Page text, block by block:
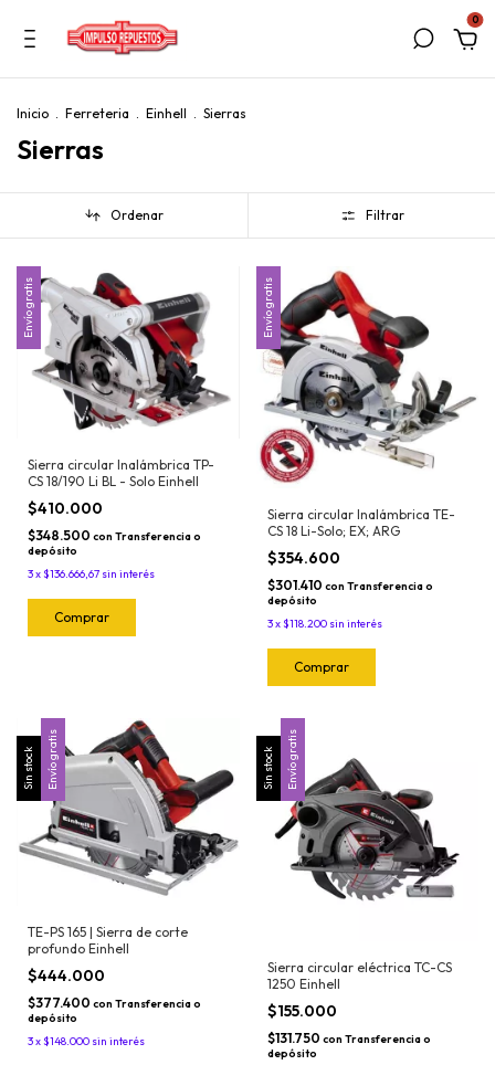
0
Inicio . Ferreteria . Einhell . Sierras
Sierras
Ordenar Filtrar
Envío gratis
Sierra circular Inalámbrica TP-
CS 18/190 Li BL - Solo Einhell
$410.000
$348.500 con Transferencia o
depósito
3x$136.666,67 sin interés
Envío gratis
Sierra circular Inalámbrica TE-
CS 18 Li-Solo; EX; ARG
$354.600
$301.410 con Transferencia o
depósito
3x$118.200 sin interés
Sin stock Envío gratis
TE-PS 165 | Sierra de corte
profundo Einhell
$444.000
$377.400 con Transferencia o
depósito
3x$148.000 sin interés
Sin stock Envío gratis
Sierra circular eléctrica TC-CS
1250 Einhell
$155.000
$131.750 con Transferencia o
depósito